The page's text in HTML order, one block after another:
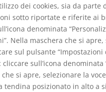
dei cookies, sia da
sotto riportate e riferite ai
denominata
Nella maschera che si
sul pulsante
: cliccare sull’icona
si apre, selezionare la
tendina posizionato in alto a